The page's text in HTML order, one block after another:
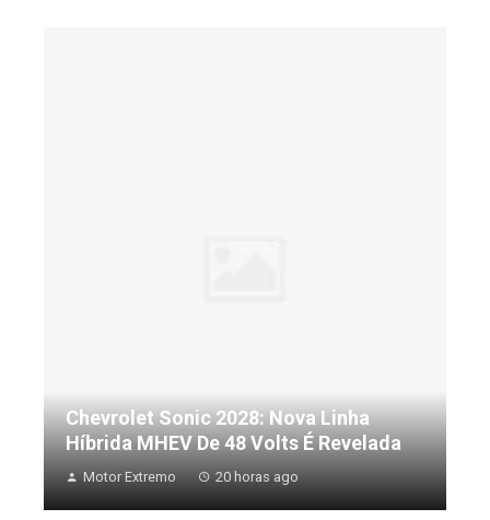
Chevrolet Sonic 2028: Nova Linha
Híbrida MHEV De 48 Volts É Revelada
Motor Extremo 20 horas ago